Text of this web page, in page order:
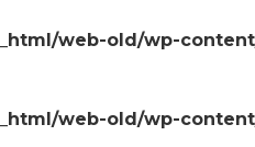
web-old/wp-
web-old/wp-